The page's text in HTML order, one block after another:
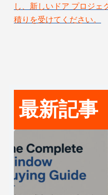
し、新しいドア プロジェ
積りを受けてください。
最新記事